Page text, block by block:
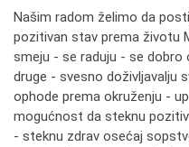
Našim radom želimo da
pozitivan stav prema životu
smeju - se raduju - se dobro
druge - svesno doživljavalju
ophode prema okruženju -
mogućnost da steknu
- steknu zdrav osećaj